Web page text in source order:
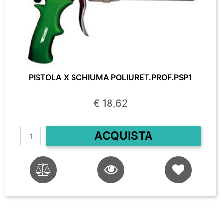
PISTOLA X SCHIUMA POLIURET.PROF.PSP1
€ 18,62
Quantità
ACQUISTA